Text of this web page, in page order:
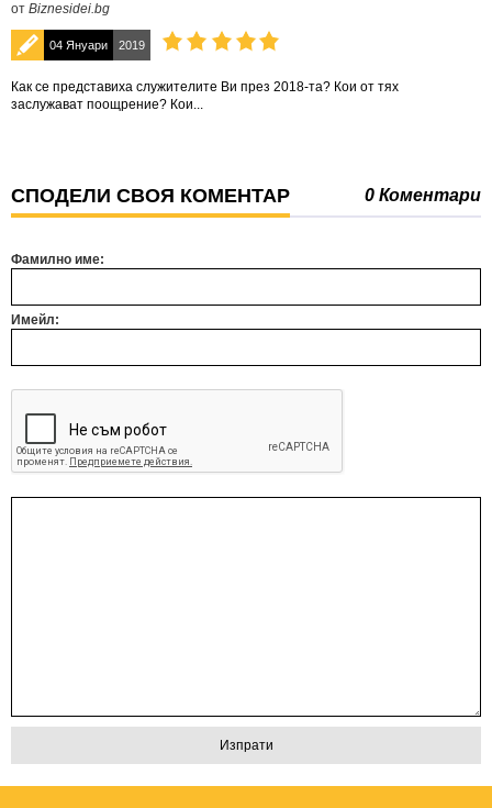
от Biznesidei.bg
04 Януари 2019
Как се представиха служителите Ви през 2018-та? Кои от тях
заслужават поощрение? Кои...
СПОДЕЛИ СВОЯ КОМЕНТАР 0 Коментари
Фамилно име:
Имейл: